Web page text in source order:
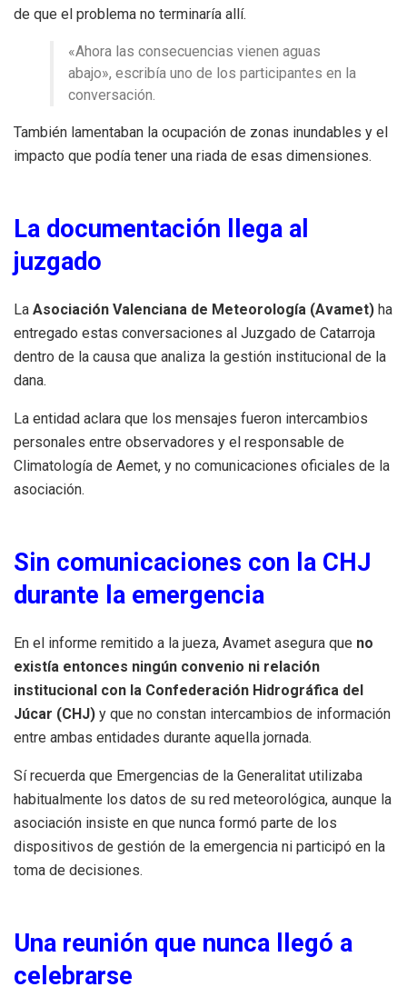
de que el problema no terminaría allí.
«Ahora las consecuencias vienen aguas
abajo», escribía uno de los participantes en la
conversación.
También lamentaban la ocupación de zonas inundables y el
impacto que podía tener una riada de esas dimensiones.
La documentación llega al
juzgado
La Asociación Valenciana de Meteorología (Avamet) ha
entregado estas conversaciones al Juzgado de Catarroja
dentro de la causa que analiza la gestión institucional de la
dana.
La entidad aclara que los mensajes fueron intercambios
personales entre observadores y el responsable de
Climatología de Aemet, y no comunicaciones oficiales de la
asociación.
Sin comunicaciones con la CHJ
durante la emergencia
En el informe remitido a la jueza, Avamet asegura que no
existía entonces ningún convenio ni relación
institucional con la Confederación Hidrográfica del
Júcar (CHJ) y que no constan intercambios de información
entre ambas entidades durante aquella jornada.
Sí recuerda que Emergencias de la Generalitat utilizaba
habitualmente los datos de su red meteorológica, aunque la
asociación insiste en que nunca formó parte de los
dispositivos de gestión de la emergencia ni participó en la
toma de decisiones.
Una reunión que nunca llegó a
celebrarse